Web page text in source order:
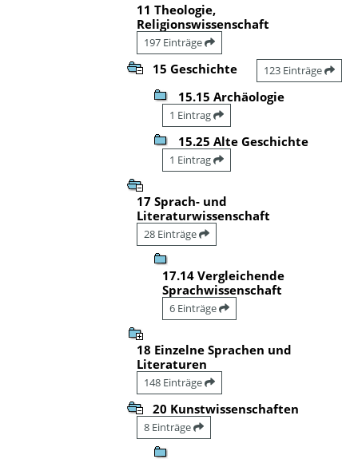
11 Theologie,
Religionswissenschaft
197 Einträge
15 Geschichte 123 Einträge
15.15 Archäologie
1 Eintrag
15.25 Alte Geschichte
1 Eintrag
17 Sprach- und
Literaturwissenschaft
28 Einträge
17.14 Vergleichende
Sprachwissenschaft
6 Einträge
18 Einzelne Sprachen und
Literaturen
148 Einträge
20 Kunstwissenschaften
8 Einträge